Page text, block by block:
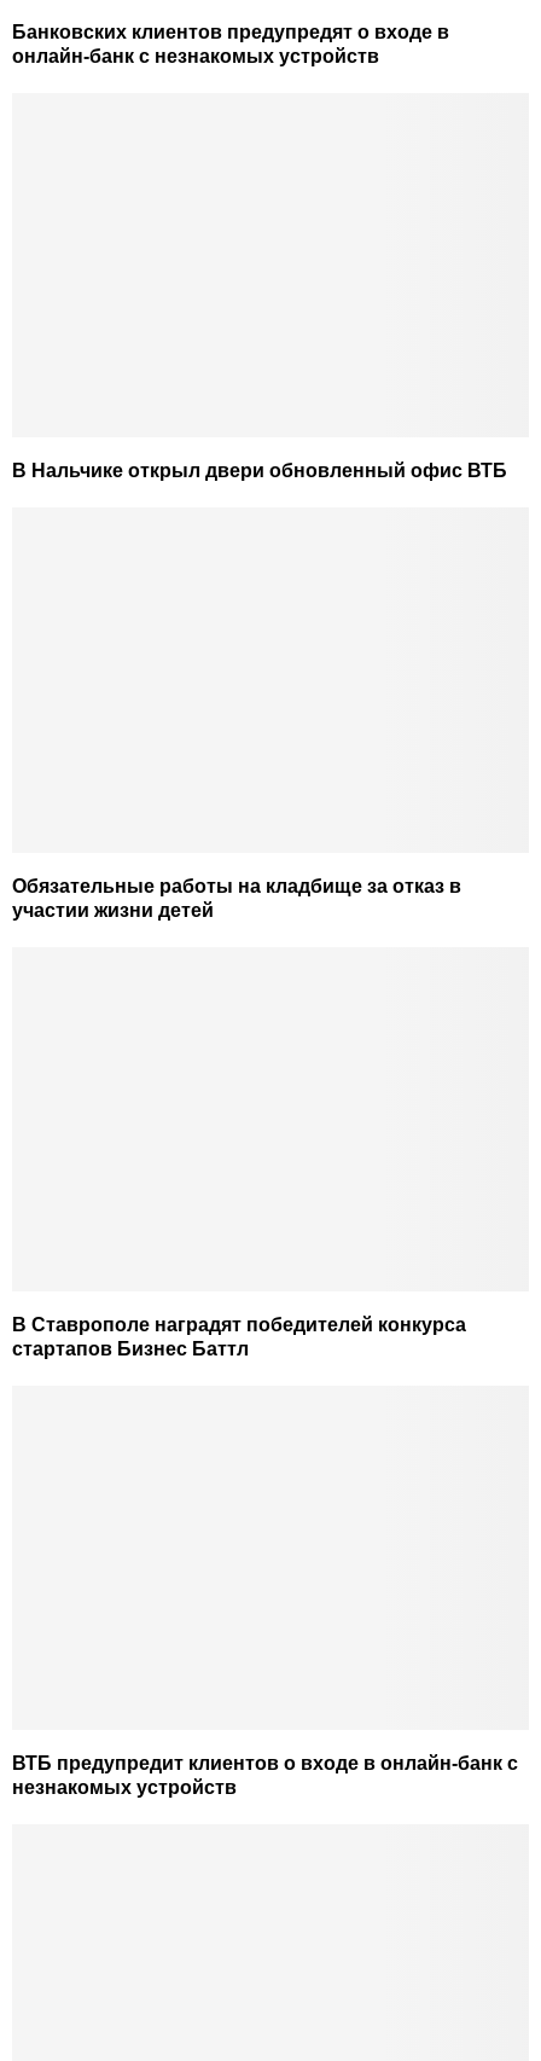
Банковских клиентов предупредят о входе в
онлайн-банк с незнакомых устройств
В Нальчике открыл двери обновленный офис ВТБ
Обязательные работы на кладбище за отказ в
участии жизни детей
В Ставрополе наградят победителей конкурса
стартапов Бизнес Баттл
ВТБ предупредит клиентов о входе в онлайн-банк с
незнакомых устройств